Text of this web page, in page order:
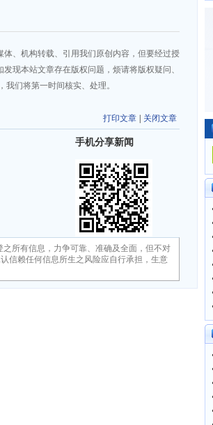
体、机构转载、引用我们原创内容，但要经过授
现本站文章存在版权问题，烦请将版权疑问、
我们将第一时间核实、处理。
打印文章 关闭文章
手机分享新闻
所有信息，力争可靠、准确及全面，但不对
信赖任何信息所生之风险应自行承担，生意